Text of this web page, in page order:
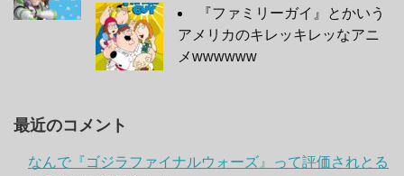
『ファミリーガイ』とかいう
アメリカのキレッキレッなアニ
メwwwwww
最近のコメント
なんで『ゴジラファイナルウォーズ』って評価されとる